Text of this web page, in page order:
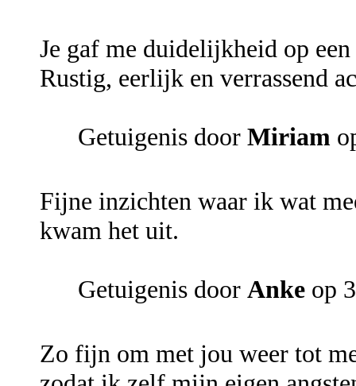
Je gaf me duidelijkheid op
Rustig, eerlijk en verrassend
Getuigenis door Miriam
Fijne inzichten waar ik wat
kwam het uit.
Getuigenis door Anke op
Zo fijn om met jou weer tot